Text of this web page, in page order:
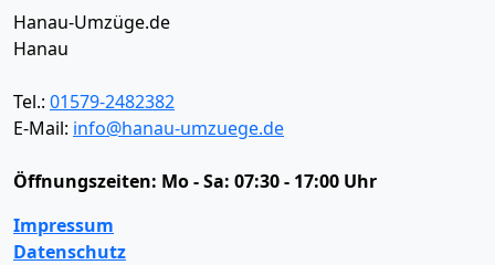
Hanau-Umzüge.de
Hanau
Tel.: 01579-2482382
E-Mail: info@hanau-umzuege.de
Öffnungszeiten: Mo - Sa: 07:30 - 17:00 Uhr
Impressum
Datenschutz